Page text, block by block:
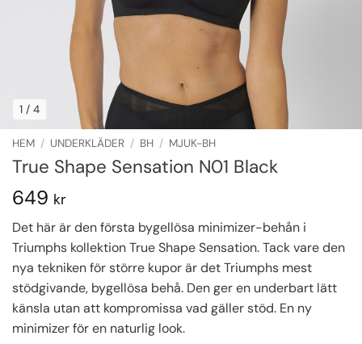
1 / 4
HEM / UNDERKLÄDER / BH / MJUK-BH
True Shape Sensation N01 Black
649 kr
Det här är den första bygellösa minimizer-behån i
Triumphs kollektion True Shape Sensation. Tack vare den
nya tekniken för större kupor är det Triumphs mest
stödgivande, bygellösa behå. Den ger en underbart lätt
känsla utan att kompromissa vad gäller stöd. En ny
minimizer för en naturlig look.